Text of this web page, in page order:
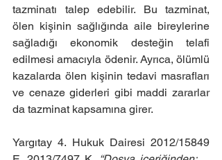
tazminatı talep edebilir. Bu tazminat,
ölen kişinin sağlığında aile bireylerine
sağladığı ekonomik desteğin telafi
edilmesi amacıyla ödenir. Ayrıca, ölümlü
kazalarda ölen kişinin tedavi masrafları
ve cenaze giderleri gibi maddi zararlar
da tazminat kapsamına girer.
Yargıtay 4. Hukuk Dairesi 2012/15849